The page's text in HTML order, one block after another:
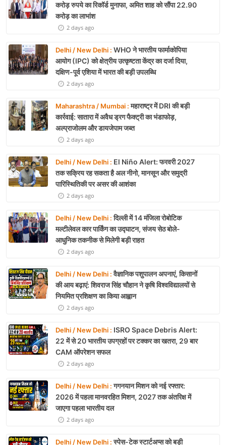
करोड़ रुपये का रिकॉर्ड मुनाफा, अमित शाह को सौंपा 22.90
करोड़ का लाभांश
2 days ago
Delhi / New Delhi : WHO ने भारतीय फार्माकोपिया
आयोग (IPC) को क्षेत्रीय उत्कृष्टता केंद्र का दर्जा दिया,
दक्षिण-पूर्व एशिया में भारत की बड़ी उपलब्धि
2 days ago
Maharashtra / Mumbai :महाराष्ट्र में DRI की बड़ी
कार्रवाई: सातारा में अवैध ड्रग फैक्ट्री का भंडाफोड़,
अल्प्राजोलम और डायजेपाम जब्त
2 days ago
Delhi / New Delhi : El Niño Alert: फरवरी 2027
तक सक्रिय रह सकता है अल नीनो, मानसून और समुद्री
पारिस्थितिकी पर असर की आशंका
2 days ago
Delhi / New Delhi :दिल्ली में 14 मंजिला रोबोटिक
मल्टीलेवल कार पार्किंग का उद्घाटन, संजय सेठ बोले-
आधुनिक तकनीक से मिलेगी बड़ी राहत
2 days ago
Delhi / New Delhi :वैज्ञानिक पशुपालन अपनाएं, किसानों
की आय बढ़ाएं: शिवराज सिंह चौहान ने कृषि विश्वविद्यालयों से
नियमित प्रशिक्षण का किया आह्वान
2 days ago
Delhi / New Delhi : ISRO Space Debris Alert:
22 में से 20 भारतीय उपग्रहों पर टक्कर का खतरा, 29 बार
CAM ऑपरेशन सफल
2 days ago
Delhi / New Delhi :गगनयान मिशन को नई रफ्तार:
2026 में पहला मानवरहित मिशन, 2027 तक अंतरिक्ष में
जाएगा पहला भारतीय दल
2 days ago
Delhi / New Delhi :स्पेस-टेक स्टार्टअप्स को बड़ी